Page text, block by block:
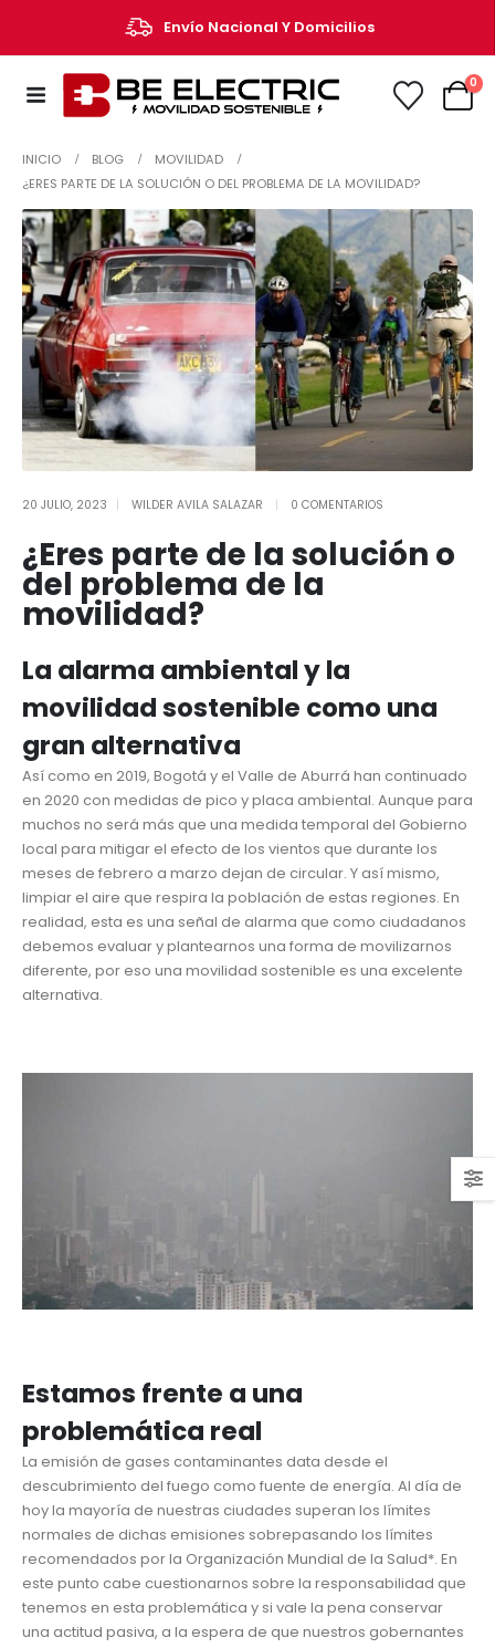
Envío Nacional Y Domicilios
0
INICIO BLOG
MOVILIDAD
¿ERES PARTE DE LA SOLUCIÓN O DEL PROBLEMA DE LA MOVILIDAD?
20 JULIO, 2023 WILDER AVILA SALAZAR 0 COMENTARIOS
¿Eres parte de la solución o
del problema de la
movilidad?
La alarma ambiental y la
movilidad sostenible como una
gran alternativa
Así como en 2019, Bogotá y el Valle de Aburrá han continuado
en 2020 con medidas de pico y placa ambiental. Aunque para
muchos no será más que una medida temporal del Gobierno
local para mitigar el efecto de los vientos que durante los
meses de febrero a marzo dejan de circular. Y así mismo,
limpiar el aire que respira la población de estas regiones. En
realidad, esta es una señal de alarma que como ciudadanos
debemos evaluar y plantearnos una forma de movilizarnos
diferente, por eso una movilidad sostenible es una excelente
alternativa.
Estamos frente a una
problemática real
La emisión de gases contaminantes data desde el
descubrimiento del fuego como fuente de energía. Al día de
hoy la mayoría de nuestras ciudades superan los límites
normales de dichas emisiones sobrepasando los límites
recomendados por la Organización Mundial de la Salud*. En
este punto cabe cuestionarnos sobre la responsabilidad que
tenemos en esta problemática y si vale la pena conservar
una actitud pasiva, a la espera de que nuestros gobernantes